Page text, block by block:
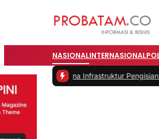
NASIONALINTERNASIONAL
Infrastruktur Pengisian Daya untuk Mobil